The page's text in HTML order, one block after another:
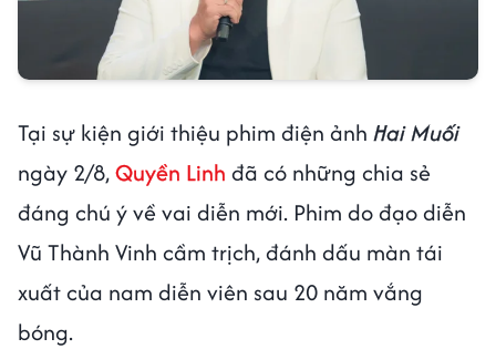
Tại sự kiện giới thiệu phim điện ảnh Hai Muối
ngày 2/8,Quyền Linh đã có những chia sẻ
đáng chú ý về vai diễn mới. Phim do đạo diễn
Vũ Thành Vinh cầm trịch, đánh dấu màn tái
xuất của nam diễn viên sau 20 năm vắng
bóng.